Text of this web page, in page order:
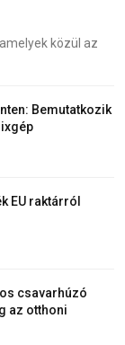
közül az
Bemutatkozik
EU raktárról
csavarhúzó
az otthoni